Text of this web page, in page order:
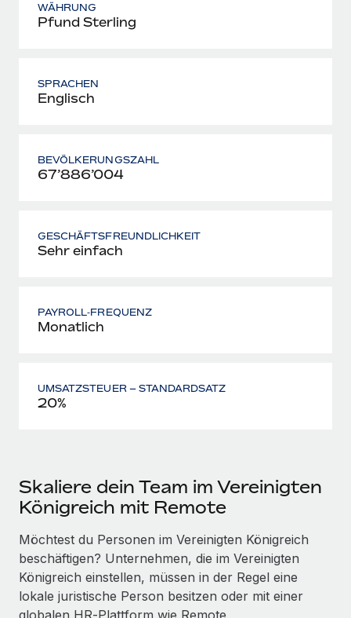
WÄHRUNG
Pfund Sterling
SPRACHEN
Englisch
BEVÖLKERUNGSZAHL
67’886’004
GESCHÄFTSFREUNDLICHKEIT
Sehr einfach
PAYROLL‑FREQUENZ
Monatlich
UMSATZSTEUER – STANDARDSATZ
20%
Skaliere dein Team im Vereinigten
Königreich mit Remote
Möchtest du Personen im Vereinigten Königreich
beschäftigen? Unternehmen, die im Vereinigten
Königreich einstellen, müssen in der Regel eine
lokale juristische Person besitzen oder mit einer
globalen HR‑Plattform wie Remote